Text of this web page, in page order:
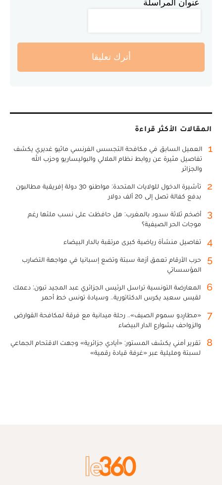
عنوان المراسلة
أترك تعليقا
المقالات الأكثر قراءة
1
العميل السابق في مكافحة التجسس الفرنسي ماثيو غديري يكشف
تفاصيل مثيرة عن روابط نظام الملالي والبوليساريو وحزب الله
والجزائر
2
تأشيرة الدخول للولايات المتحدة: مواطنو 30 دولة إفريقية مطالبون
بدفع كفالة تصل إلى 20 ألف دولار
3
أضخم ثلاثة سدود بالمغرب: هل حافظت على نسب ملئها رغم
موجات الحر الصيفية؟
4 تفاصيل منشأة رياضية كبرى مرتقبة بالدار البيضاء
5
حرب الأرقام تعمق أزمة سبتة وتضع إسبانيا في مواجهة التضارب
المؤسساتي
6
المعارضة التونسية تراسل الرئيس الجزائري عبد المجيد تبون: دعمك
لقيس سعيد يكرس الدكتاتورية.. وسيادة تونس خط أحمر
7
«مطارِدو سموم الصيف».. رحلة ميدانية مع فرقة لمكافحة القوارض
والزواحف بشوارع الدار البيضاء
8
تقرير أمني يكشف المستور: «أيادي جزائرية» وجهت الاقتحام الجماعي
لسبتة ومليلية عبر «غرفة قيادة رقمية»